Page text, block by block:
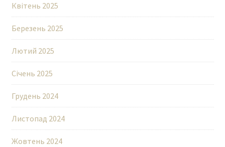
Квітень 2025
Березень 2025
Лютий 2025
Січень 2025
Грудень 2024
Листопад 2024
Жовтень 2024